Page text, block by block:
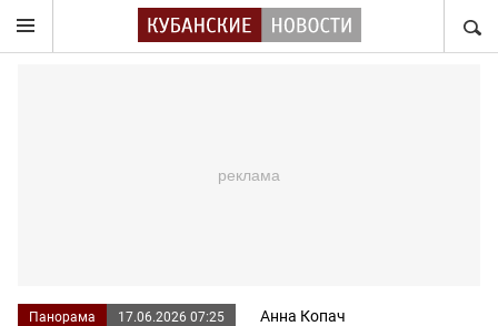
Панорама 17.06.2026 07:25 Анна Копач